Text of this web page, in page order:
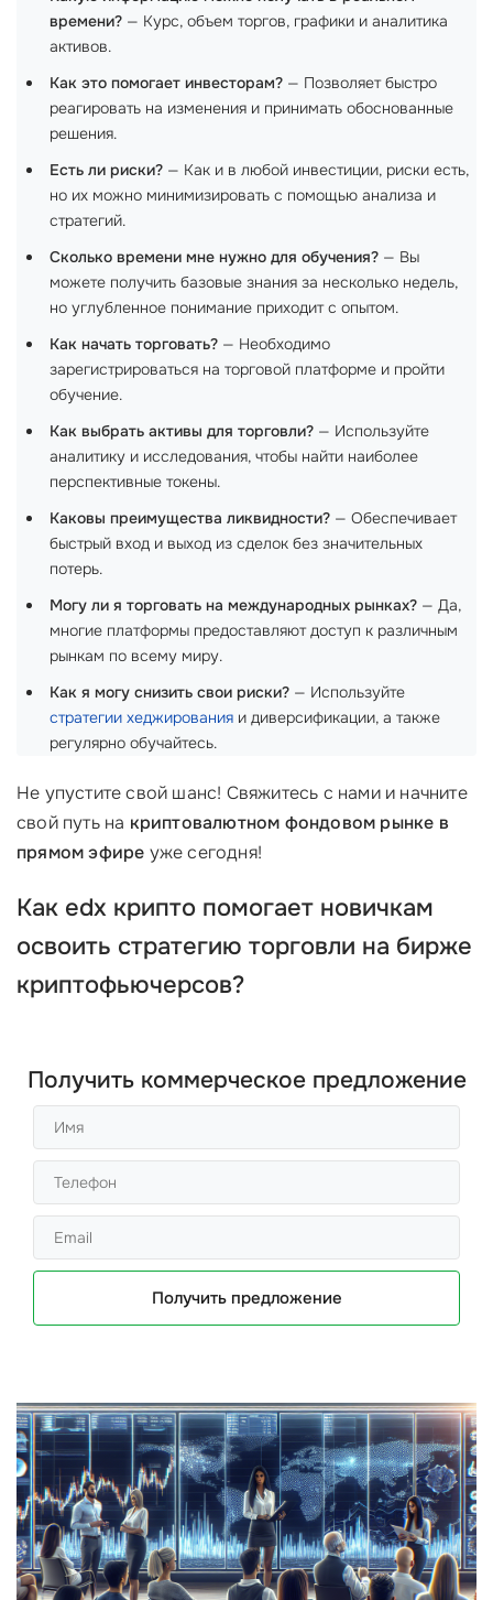
времени? — Курс, объем торгов, графики и аналитика
активов.
Как это помогает инвесторам? — Позволяет быстро
реагировать на изменения и принимать обоснованные
решения.
Есть ли риски? — Как и в любой инвестиции, риски есть,
но их можно минимизировать с помощью анализа и
стратегий.
Сколько времени мне нужно для обучения? — Вы
можете получить базовые знания за несколько недель,
но углубленное понимание приходит с опытом.
Как начать торговать? — Необходимо
зарегистрироваться на торговой платформе и пройти
обучение.
Как выбрать активы для торговли? — Используйте
аналитику и исследования, чтобы найти наиболее
перспективные токены.
Каковы преимущества ликвидности? — Обеспечивает
быстрый вход и выход из сделок без значительных
потерь.
Могу ли я торговать на международных рынках? — Да,
многие платформы предоставляют доступ к различным
рынкам по всему миру.
Как я могу снизить свои риски? — Используйте
стратегии хеджирования и диверсификации, а также
регулярно обучайтесь.
Не упустите свой шанс! Свяжитесь с нами и начните
свой путь на криптовалютном фондовом рынке в
прямом эфире уже сегодня!
Как edx крипто помогает новичкам
освоить стратегию торговли на бирже
криптофьючерсов?
Получить коммерческое предложение
Получить предложение